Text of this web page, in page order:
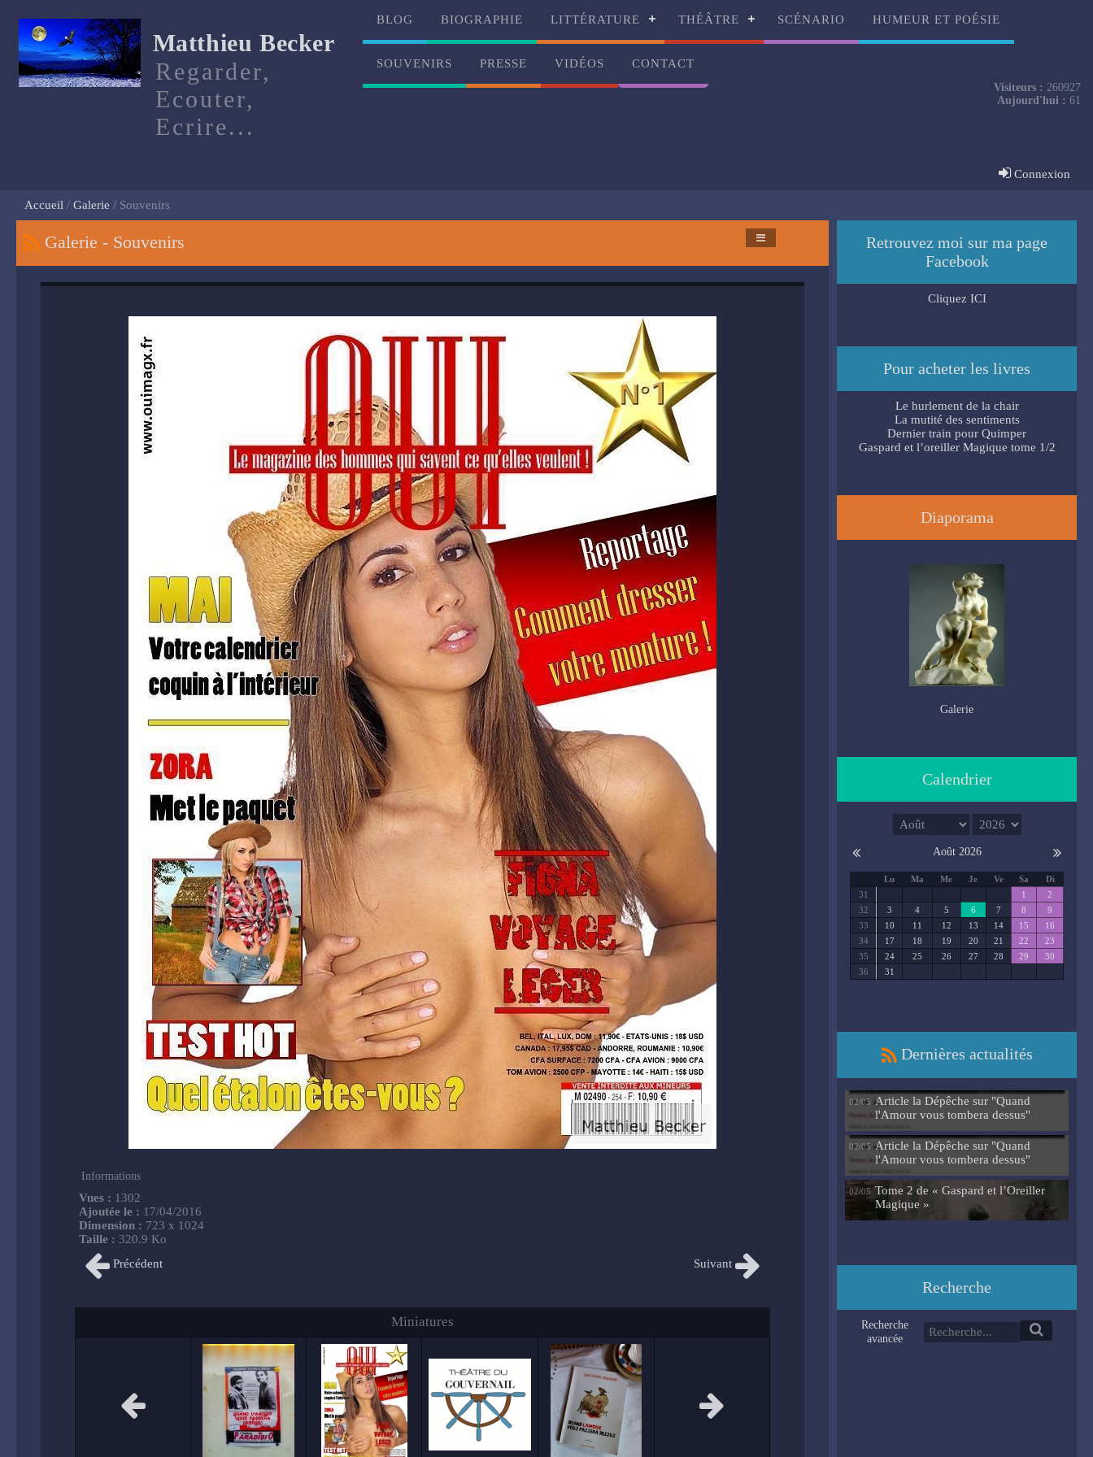
Matthieu Becker
Regarder,
Ecouter,
Ecrire...
BLOG BIOGRAPHIE LITTÉRATURE THÉÂTRE SCÉNARIO HUMEUR ET POÉSIE
SOUVENIRS PRESSE VIDÉOS CONTACT
Connexion
Accueil Galerie Souvenirs
Visiteurs : 260927
Aujourd'hui : 61
Galerie - Souvenirs
Informations
Vues : 1302
Ajoutée le : 17/04/2016
Dimension : 723 x 1024
Taille : 320.9 Ko
Précédent
Suivant
Miniatures
Retrouvez moi sur ma page
Facebook
Cliquez ICI
Pour acheter les livres
Le hurlement de la chair
La mutité des sentiments
Dernier train pour Quimper
Gaspard et l’oreiller Magique tome 1/2
Diaporama
Galerie
Calendrier
Août 2026
Lu Ma Me Je Ve Sa
Di
31
1
2
32
3 4 5 6 7 8
9
33
10 11 12 13 14 15
16
34
17 18 19 20 21 22
23
35
24 25 26 27 28 29
30
36
31
Dernières actualités
02/05 Article la Dépêche sur "Quand
l'Amour vous tombera dessus"
02/05 Article la Dépêche sur "Quand
l'Amour vous tombera dessus"
02/05 Tome 2 de « Gaspard et l’Oreiller
Magique »
Recherche
Recherche
avancée